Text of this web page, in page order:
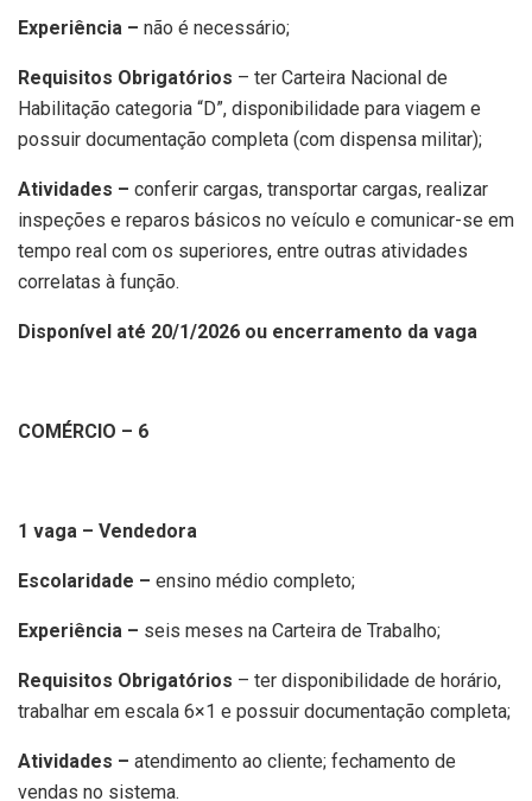
Experiência – não é necessário;
Requisitos Obrigatórios – ter Carteira Nacional de
Habilitação categoria “D”, disponibilidade para viagem e
possuir documentação completa (com dispensa militar);
Atividades – conferir cargas, transportar cargas, realizar
inspeções e reparos básicos no veículo e comunicar-se em
tempo real com os superiores, entre outras atividades
correlatas à função.
Disponível até 20/1/2026 ou encerramento da vaga
COMÉRCIO – 6
1 vaga – Vendedora
Escolaridade – ensino médio completo;
Experiência – seis meses na Carteira de Trabalho;
Requisitos Obrigatórios – ter disponibilidade de horário,
trabalhar em escala 6×1 e possuir documentação completa;
Atividades – atendimento ao cliente; fechamento de
vendas no sistema.